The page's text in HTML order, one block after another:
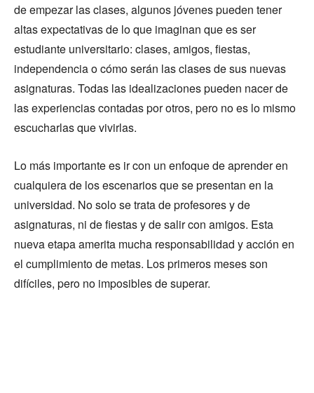
de empezar las clases, algunos jóvenes pueden tener
altas expectativas de lo que imaginan que es ser
estudiante universitario: clases, amigos, fiestas,
independencia o cómo serán las clases de sus nuevas
asignaturas. Todas las idealizaciones pueden nacer de
las experiencias contadas por otros, pero no es lo mismo
escucharlas que vivirlas.
Lo más importante es ir con un enfoque de aprender en
cualquiera de los escenarios que se presentan en la
universidad. No solo se trata de profesores y de
asignaturas, ni de fiestas y de salir con amigos. Esta
nueva etapa amerita mucha responsabilidad y acción en
el cumplimiento de metas. Los primeros meses son
difíciles, pero no imposibles de superar.